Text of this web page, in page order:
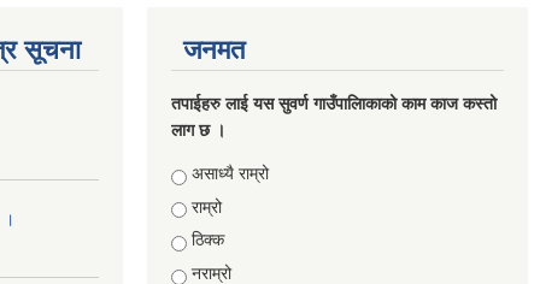
सूचना
।
जनमत
तपाईहरु लाई यस सुवर्ण गाउँपालिाकाको काम काज कस्तो
लाग छ ।
Choices
असाध्यै राम्रो
राम्रो
ठिक्क
नराम्रो